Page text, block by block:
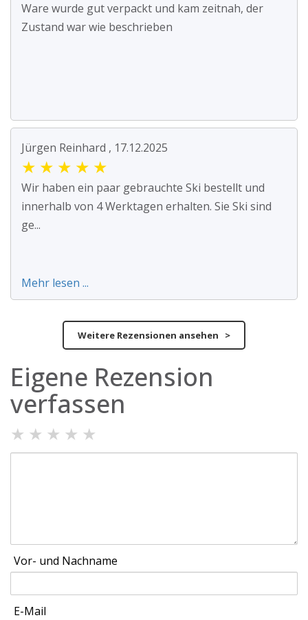
Ware wurde gut verpackt und kam zeitnah, der
Zustand war wie beschrieben
Jürgen Reinhard , 17.12.2025
★ ★ ★ ★ ★
Wir haben ein paar gebrauchte Ski bestellt und
innerhalb von 4 Werktagen erhalten. Sie Ski sind
ge...
Mehr lesen ...
Weitere Rezensionen ansehen >
Eigene Rezension
verfassen
★ ★ ★ ★ ★
Vor- und Nachname
E-Mail